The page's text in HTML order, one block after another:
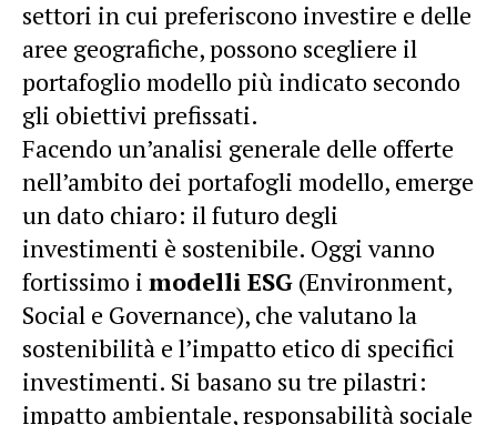
settori in cui preferiscono investire e delle
aree geografiche, possono scegliere il
portafoglio modello più indicato secondo
gli obiettivi prefissati.
Facendo un’analisi generale delle offerte
nell’ambito dei portafogli modello, emerge
un dato chiaro: il futuro degli
investimenti è sostenibile. Oggi vanno
fortissimo i modelli ESG (Environment,
Social e Governance), che valutano la
sostenibilità e l’impatto etico di specifici
investimenti. Si basano su tre pilastri:
impatto ambientale, responsabilità sociale